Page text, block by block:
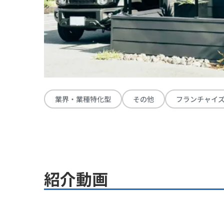
業界・業種特化型 その他 フランチャイ
紹介動画